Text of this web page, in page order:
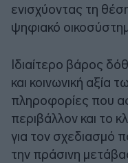
ενισχύοντας τη
ψηφιακό
Ιδιαίτερο βάρος
και κοινωνική αξία
πληροφορίες που
περιβάλλον και το
για τον σχεδιασμό
την πράσινη